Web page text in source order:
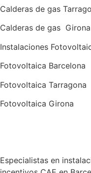
Calderas de gas
Calderas de gas Girona
Instalaciones
Fotovoltaica Barcelona
Fotovoltaica Tarragona
Fotovoltaica Girona
Especialistas en